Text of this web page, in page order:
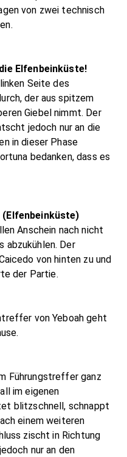
von zwei technisch
Elfenbeinküste!
Seite des
der aus spitzem
Giebel nimmt. Der
jedoch nur an die
in dieser Phase
bedanken, dass es
Anschein nach nicht
abzukühlen. Der
von hinten zu und
der Partie.
von Yeboah geht
Führungstreffer ganz
im eigenen
blitzschnell, schnappt
einem weiteren
zischt in Richtung
nur an den